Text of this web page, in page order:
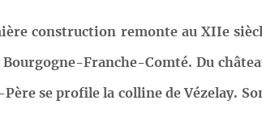
construction remonte au XIIe
Franche-Comté. Du
se profile la colline de Vézelay.